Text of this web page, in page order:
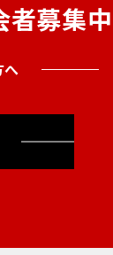
者募集中
へ